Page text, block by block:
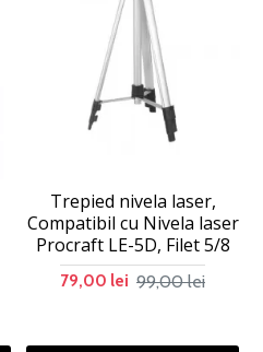
Trepied nivela laser,
Compatibil cu Nivela laser
Procraft LE-5D, Filet 5/8
79,00 lei 99,00 lei